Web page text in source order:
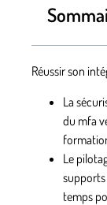
Réussir son
La
du mfa
Le
temps